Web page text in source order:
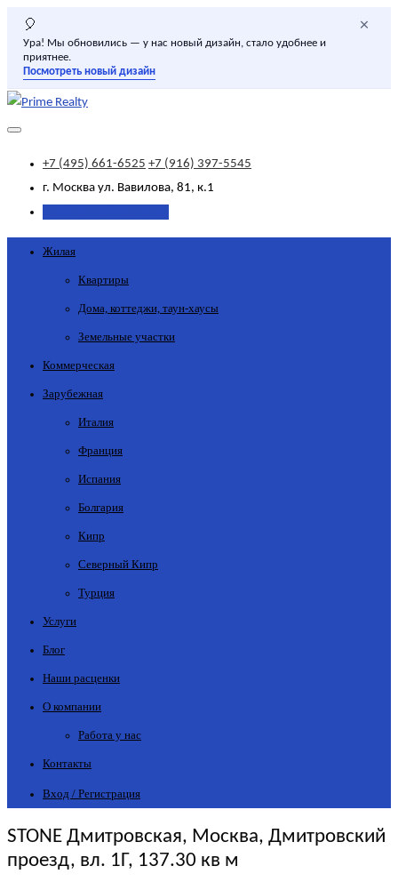
🎈
Ура! Мы обновились — у нас новый дизайн, стало удобнее и
приятнее.
Посмотреть новый дизайн
×
+7 (495) 661-6525 +7 (916) 397-5545
г. Москва ул. Вавилова, 81, к.1
Жилая
Квартиры
Дома, коттеджи, таун-хаусы
Земельные участки
Коммерческая
Зарубежная
Италия
Франция
Испания
Болгария
Кипр
Северный Кипр
Турция
Услуги
Блог
Наши расценки
О компании
Работа у нас
Контакты
Вход / Регистрация
STONE Дмитровская, Москва, Дмитровский
проезд, вл. 1Г, 137.30 кв м